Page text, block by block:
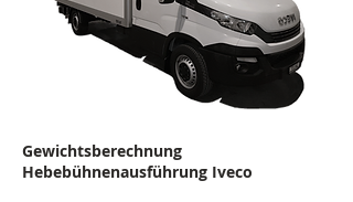
Gewichtsberechnung
Hebebühnenausführung Iveco